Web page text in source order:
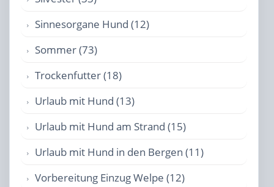
Sinnesorgane Hund (12)
Sommer (73)
Trockenfutter (18)
Urlaub mit Hund (13)
Urlaub mit Hund am Strand (15)
Urlaub mit Hund in den Bergen (11)
Vorbereitung Einzug Welpe (12)